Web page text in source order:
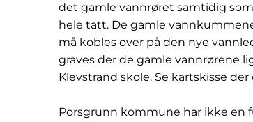
det gamle vannrøret samtidig
hele tatt. De gamle
må kobles over på den nye
graves der de gamle vannrørene
Klevstrand skole. Se kartskisse
Porsgrunn kommune har ikke en